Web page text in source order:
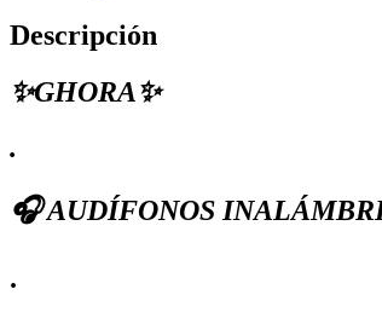
Descripción
✨GHORA✨
.
🎧 AUDÍFONOS
.